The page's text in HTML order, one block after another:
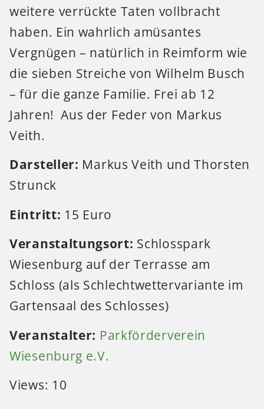
weitere verrückte Taten vollbracht
haben. Ein wahrlich amüsantes
Vergnügen – natürlich in Reimform wie
die sieben Streiche von Wilhelm Busch
– für die ganze Familie. Frei ab 12
Jahren! Aus der Feder von Markus
Veith.
Darsteller: Markus Veith und Thorsten
Strunck
Eintritt: 15 Euro
Veranstaltungsort: Schlosspark
Wiesenburg auf der Terrasse am
Schloss (als Schlechtwettervariante im
Gartensaal des Schlosses)
Veranstalter: Parkförderverein
Wiesenburg e.V.
Views: 10